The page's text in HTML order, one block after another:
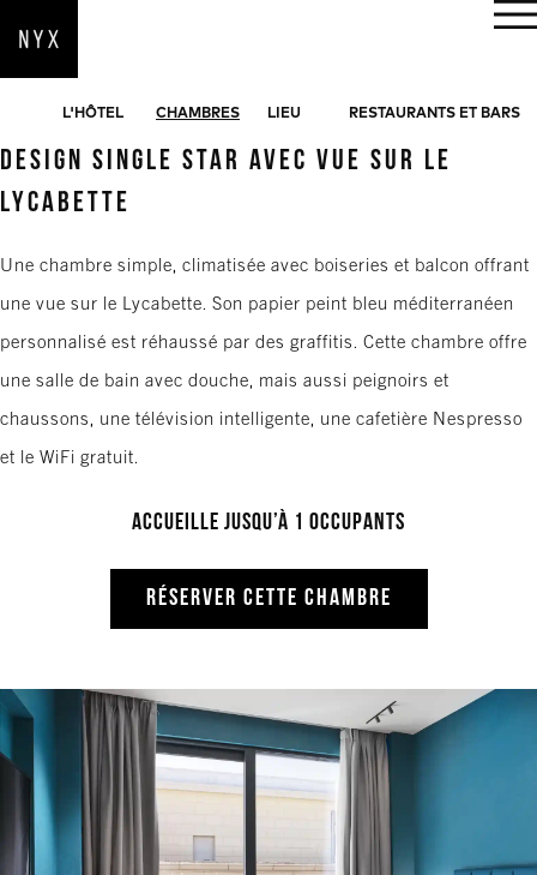
L'HÔTEL CHAMBRES LIEU RESTAURANTS ET BARS
DESIGN SINGLE STAR AVEC VUE SUR LE
LYCABETTE
Une chambre simple, climatisée avec boiseries et balcon offrant
une vue sur le Lycabette. Son papier peint bleu méditerranéen
personnalisé est réhaussé par des graffitis. Cette chambre offre
une salle de bain avec douche, mais aussi peignoirs et
chaussons, une télévision intelligente, une cafetière Nespresso
et le WiFi gratuit.
Accueille jusqu’à 1 occupants
RÉSERVER CETTE CHAMBRE